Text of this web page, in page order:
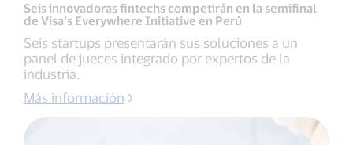
Seis innovadoras fintechs competirán en la semifinal
de Visa’s Everywhere Initiative en Perú
Seis startups presentarán sus soluciones a un
panel de jueces integrado por expertos de la
industria.
Más información